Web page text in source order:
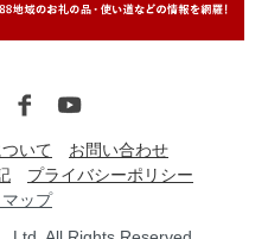
いて
お問い合わせ
プライバシーポリシー
ップ